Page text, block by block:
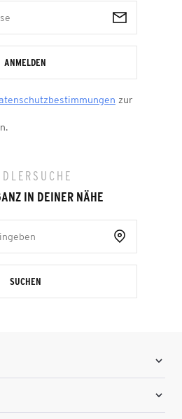
ANMELDEN
zur
IN DEINER NÄHE
SUCHEN